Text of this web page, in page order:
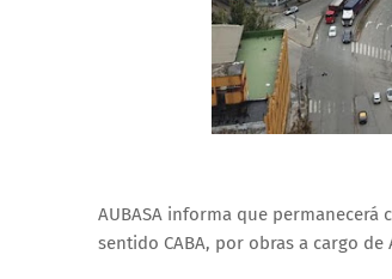
AUBASA informa que permanecerá
sentido CABA, por obras a cargo de